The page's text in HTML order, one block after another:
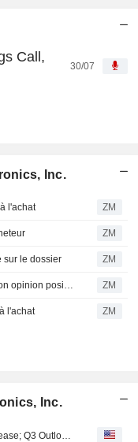
Call,
30/07
Inc.
l'achat ZM
ZM
sur le dossier ZM
ZM
l'achat ZM
Inc.
Benchmark Electronics' Q2 Non-GAAP Earnings, Revenue Increase; Q3 Outlook Issued